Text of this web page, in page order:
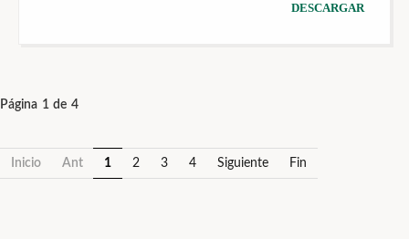
DESCARGAR
Página 1 de 4
Inicio Ant 1 2 3 4 Siguiente Fin